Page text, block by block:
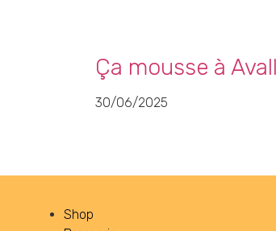
Ça mousse à
30/06/2025
Shop